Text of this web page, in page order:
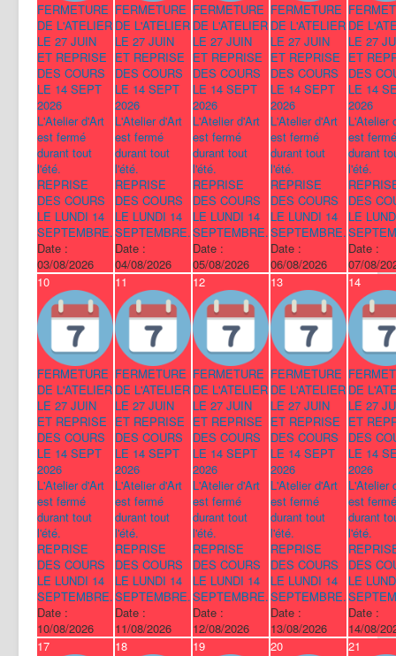
FERMETURE
DE L'ATELIER
LE 27 JUIN
ET REPRISE
DES COURS
LE 14 SEPT
2026
L'Atelier d'Art
est fermé
durant tout
l'été.
REPRISE
DES COURS
LE LUNDI 14
SEPTEMBRE.
Date :
03/08/2026
FERMETURE
DE L'ATELIER
LE 27 JUIN
ET REPRISE
DES COURS
LE 14 SEPT
2026
L'Atelier d'Art
est fermé
durant tout
l'été.
REPRISE
DES COURS
LE LUNDI 14
SEPTEMBRE.
Date :
04/08/2026
FERMETURE
DE L'ATELIER
LE 27 JUIN
ET REPRISE
DES COURS
LE 14 SEPT
2026
L'Atelier d'Art
est fermé
durant tout
l'été.
REPRISE
DES COURS
LE LUNDI 14
SEPTEMBRE.
Date :
05/08/2026
FERMETURE
DE L'ATELIER
LE 27 JUIN
ET REPRISE
DES COURS
LE 14 SEPT
2026
L'Atelier d'Art
est fermé
durant tout
l'été.
REPRISE
DES COURS
LE LUNDI 14
SEPTEMBRE.
Date :
06/08/2026
DE
LE 27
ET
DES
LE 14
2026
L'Atelier
est fermé
durant
l'été.
DES
LE
Date :
07/08/
10
FERMETURE
DE L'ATELIER
LE 27 JUIN
ET REPRISE
DES COURS
LE 14 SEPT
2026
L'Atelier d'Art
est fermé
durant tout
l'été.
REPRISE
DES COURS
LE LUNDI 14
SEPTEMBRE.
Date :
10/08/2026
11
FERMETURE
DE L'ATELIER
LE 27 JUIN
ET REPRISE
DES COURS
LE 14 SEPT
2026
L'Atelier d'Art
est fermé
durant tout
l'été.
REPRISE
DES COURS
LE LUNDI 14
SEPTEMBRE.
Date :
11/08/2026
12
FERMETURE
DE L'ATELIER
LE 27 JUIN
ET REPRISE
DES COURS
LE 14 SEPT
2026
L'Atelier d'Art
est fermé
durant tout
l'été.
REPRISE
DES COURS
LE LUNDI 14
SEPTEMBRE.
Date :
12/08/2026
13
FERMETURE
DE L'ATELIER
LE 27 JUIN
ET REPRISE
DES COURS
LE 14 SEPT
2026
L'Atelier d'Art
est fermé
durant tout
l'été.
REPRISE
DES COURS
LE LUNDI 14
SEPTEMBRE.
Date :
13/08/2026
14
DE
LE 27
ET
DES
LE 14
2026
L'Atelier
est fermé
durant
l'été.
DES
LE
Date :
14/08/
17
18 19 20 21